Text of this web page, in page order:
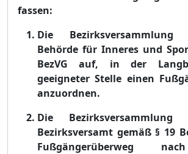
fassen:
Die
Behörde für Inneres und
BezVG auf, in der
geeigneter Stelle einen Fuß
anzuordnen.
Die
Bezirksversamt gemäß§ 19
Fußgängerüberweg